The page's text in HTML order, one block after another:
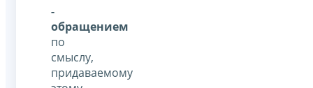
-
обращением
по
смыслу,
придаваемому